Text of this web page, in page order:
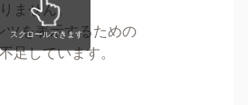
ません。
ツを表示するための
足しています。